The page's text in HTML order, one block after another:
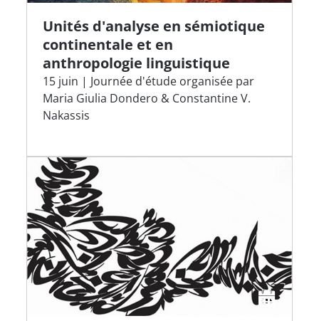
Unités d'analyse en sémiotique
continentale et en
anthropologie linguistique
15 juin | Journée d'étude organisée par
Maria Giulia Dondero & Constantine V.
Nakassis